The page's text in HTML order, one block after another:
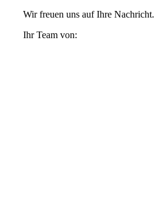
Wir freuen uns auf Ihre Nachricht.
Ihr Team von: